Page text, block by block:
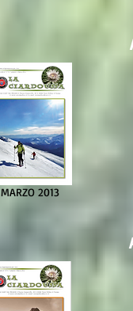
MARZO 2013